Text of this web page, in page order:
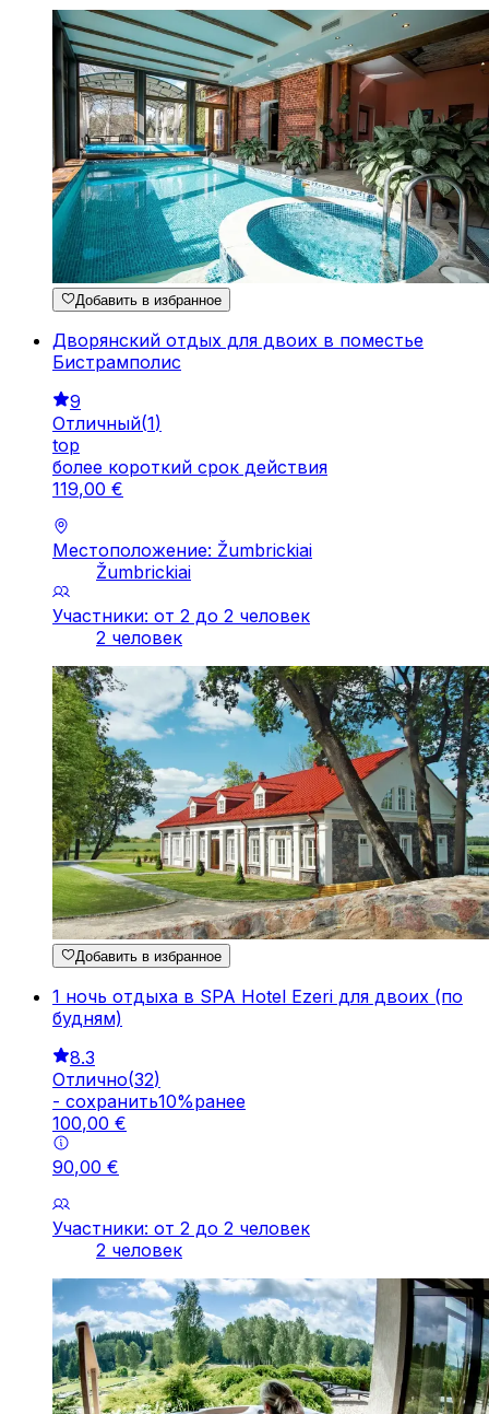
Добавить в избранное
Дворянский отдых для двоих в поместье
Бистрамполис
9
Отличный(1)
top
более короткий срок действия
119,00 €
Местоположение: Žumbrickiai
Žumbrickiai
Участники: от 2 до 2 человек
2 человек
Добавить в избранное
1 ночь отдыха в SPA Hotel Ezeri для двоих (по
будням)
8.3
Отлично(32)
- cохранить10%ранее
100,00 €
90,00 €
Участники: от 2 до 2 человек
2 человек